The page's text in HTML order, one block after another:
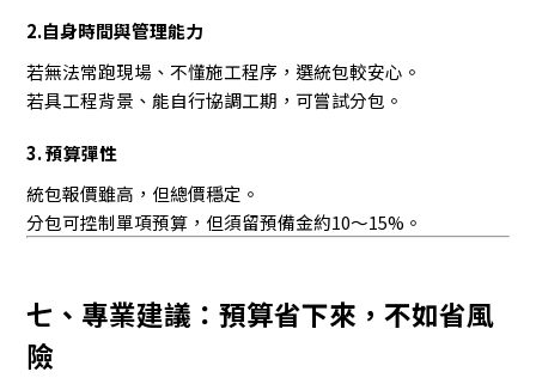
2.自身時間與管理能力
若無法常跑現場、不懂施工程序，選統包較安心。
若具工程背景、能自行協調工期，可嘗試分包。
3. 預算彈性
統包報價雖高，但總價穩定。
分包可控制單項預算，但須留預備金約10～15%。
七、專業建議：預算省下來，不如省風
險